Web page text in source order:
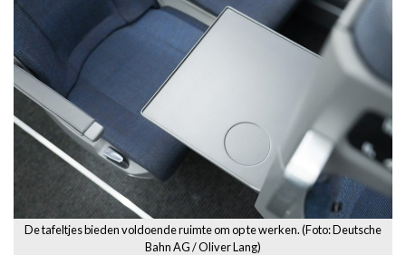
De tafeltjes bieden voldoende ruimte om op te werken. (Foto: Deutsche
Bahn AG / Oliver Lang)